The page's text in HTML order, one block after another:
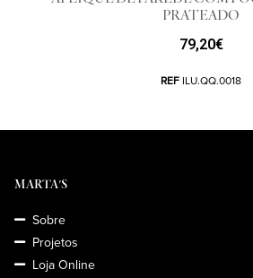
PRATEADO
79,20€
REF ILU.QQ.0018
MARTA'S
Sobre
Projetos
Loja Online